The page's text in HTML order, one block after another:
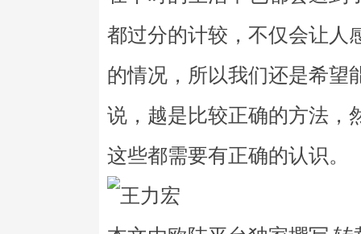
都过分的计较，不仅会让人
的情况，所以我们还是希望
说，越是比较正确的方法，
这些都需要有正确的认识。